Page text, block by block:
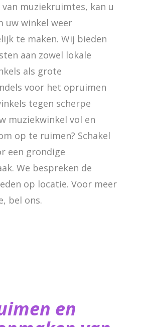
muziekruimtes, kan u
uw winkel weer
te maken. Wij bieden
aan zowel lokale
als grote
voor het opruimen
tegen scherpe
muziekwinkel vol en
op te ruimen? Schakel
een grondige
We bespreken de
op locatie. Voor meer
bel ons.
en